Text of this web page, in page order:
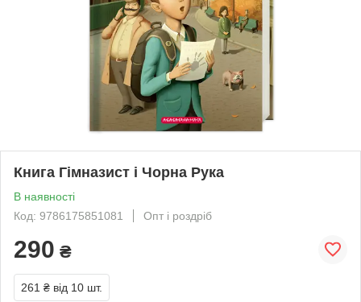
Книга Гімназист і Чорна Рука
В наявності
Код: 9786175851081
Опт і роздріб
290 ₴
261 ₴ від 10 шт.